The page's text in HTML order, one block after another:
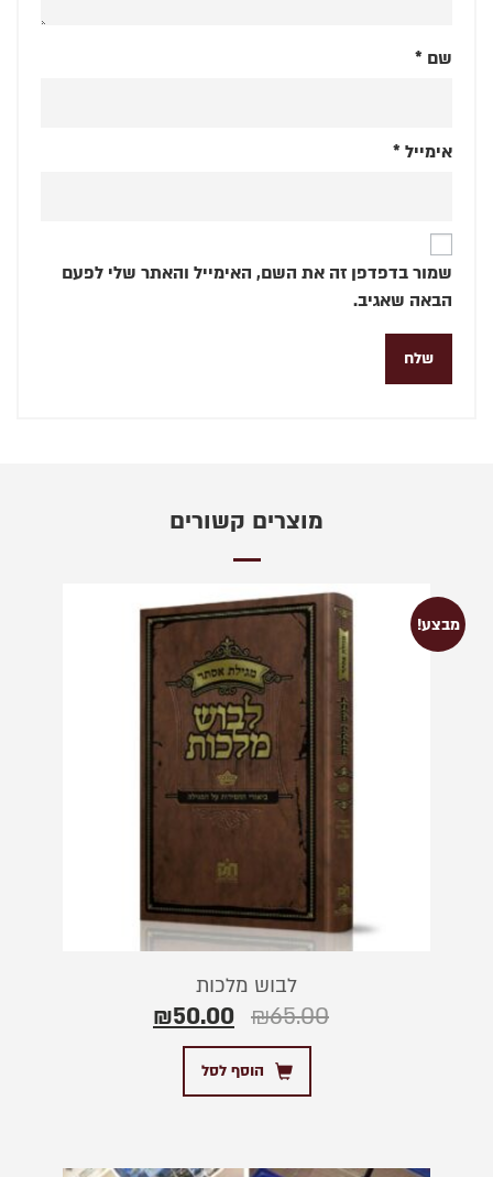
שם *
אימייל *
שמור בדפדפן זה את השם, האימייל והאתר שלי לפעם
הבאה שאגיב.
מוצרים קשורים
מבצע!
לבוש מלכות
₪65.00
₪50.00
הוסף לסל